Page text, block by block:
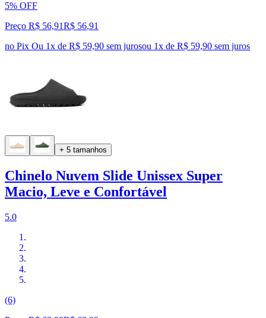
5% OFF
Preço R$ 56,91R$ 56,91
no Pix Ou 1x de R$ 59,90 sem jurosou 1x de R$ 59,90 sem juros
+ 5 tamanhos
Chinelo Nuvem Slide Unissex Super
Macio, Leve e Confortável
5.0
(6)